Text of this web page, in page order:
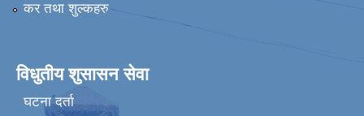
कर तथा शुल्कहरु
विधुतीय शुसासन सेवा
घटना दर्ता